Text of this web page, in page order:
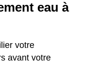
eau à
votre
avant votre